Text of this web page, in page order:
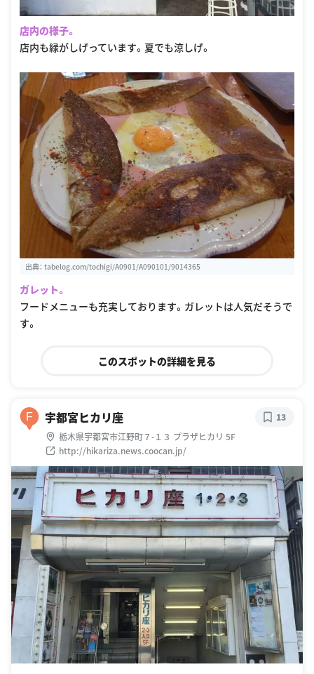
店内の様子。
店内も緑がしげっています。夏でも涼しげ。
出典： tabelog.com/tochigi/A0901/A090101/9014365
ガレット。
フードメニューも充実しております。ガレットは人気だそうで
す。
このスポットの詳細を見る
F 宇都宮ヒカリ座
栃木県宇都宮市江野町７-１３ プラザヒカリ 5F
http://hikariza.news.coocan.jp/
13